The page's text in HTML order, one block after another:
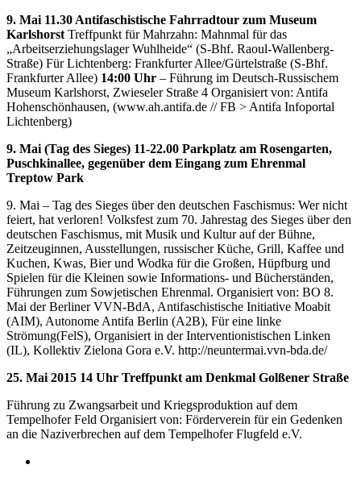
9. Mai 11.30 Antifaschistische Fahrradtour zum Museum
Karlshorst Treffpunkt für Mahrzahn: Mahnmal für das
„Arbeitserziehungslager Wuhlheide“ (S-Bhf. Raoul-Wallenberg-
Straße) Für Lichtenberg: Frankfurter Allee/Gürtelstraße (S-Bhf.
Frankfurter Allee) 14:00 Uhr – Führung im Deutsch-Russischem
Museum Karlshorst, Zwieseler Straße 4 Organisiert von: Antifa
Hohenschönhausen, (www.ah.antifa.de // FB > Antifa Infoportal
Lichtenberg)
9. Mai (Tag des Sieges) 11-22.00 Parkplatz am Rosengarten,
Puschkinallee, gegenüber dem Eingang zum Ehrenmal
Treptow Park
9. Mai – Tag des Sieges über den deutschen Faschismus: Wer nicht
feiert, hat verloren! Volksfest zum 70. Jahrestag des Sieges über den
deutschen Faschismus, mit Musik und Kultur auf der Bühne,
Zeitzeuginnen, Ausstellungen, russischer Küche, Grill, Kaffee und
Kuchen, Kwas, Bier und Wodka für die Großen, Hüpfburg und
Spielen für die Kleinen sowie Informations- und Bücherständen,
Führungen zum Sowjetischen Ehrenmal. Organisiert von: BO 8.
Mai der Berliner VVN-BdA, Antifaschistische Initiative Moabit
(AIM), Autonome Antifa Berlin (A2B), Für eine linke
Strömung(FelS), Organisiert in der Interventionistischen Linken
(IL), Kollektiv Zielona Gora e.V. http://neuntermai.vvn-bda.de/
25. Mai 2015 14 Uhr Treffpunkt am Denkmal Golßener Straße
Führung zu Zwangsarbeit und Kriegsproduktion auf dem
Tempelhofer Feld Organisiert von: Förderverein für ein Gedenken
an die Naziverbrechen auf dem Tempelhofer Flugfeld e.V.